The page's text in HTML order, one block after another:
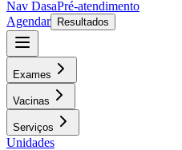
Nav DasaPré-atendimento
Agendar
Resultados
Exames
Vacinas
Serviços
Unidades